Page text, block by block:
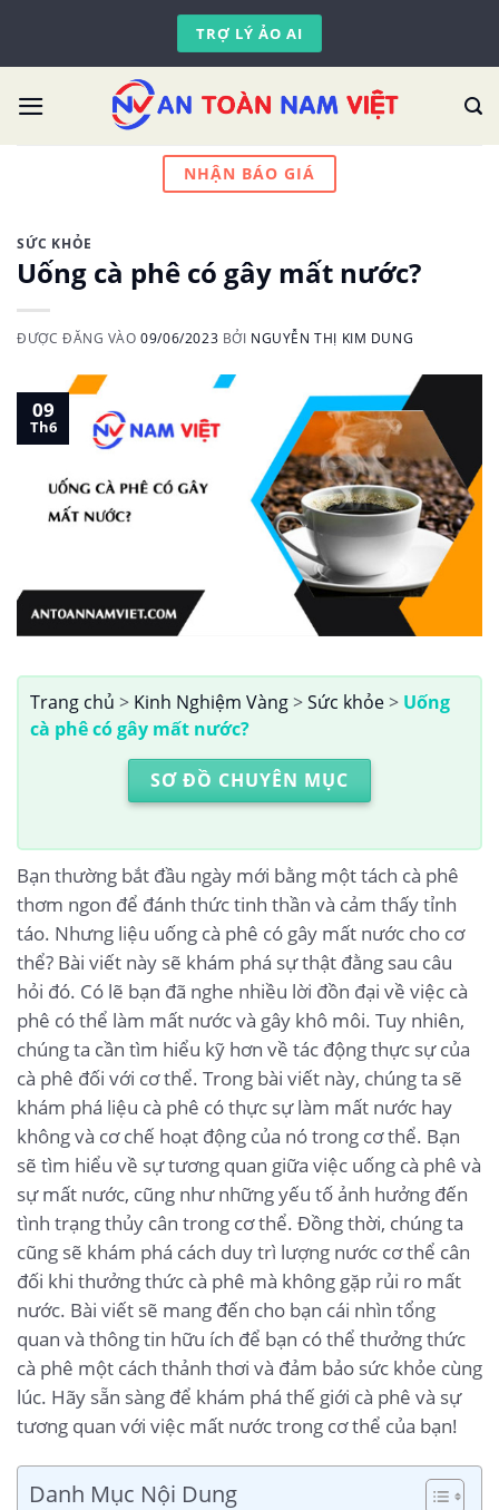
content
TRỢ LÝ ẢO AI
NHẬN BÁO GIÁ
SỨC KHỎE
Uống cà phê có gây mất nước?
ĐƯỢC ĐĂNG VÀO09/06/2023 BỞI NGUYỄN THỊ KIM DUNG
09
Th6
Trang chủ > Kinh Nghiệm Vàng>Sức khỏe> Uống
cà phê có gây mất nước?
SƠ ĐỒ CHUYÊN MỤC
Bạn thường bắt đầu ngày mới bằng một tách cà phê
thơm ngon để đánh thức tinh thần và cảm thấy tỉnh
táo. Nhưng liệu uống cà phê có gây mất nước cho cơ
thể? Bài viết này sẽ khám phá sự thật đằng sau câu
hỏi đó. Có lẽ bạn đã nghe nhiều lời đồn đại về việc cà
phê có thể làm mất nước và gây khô môi. Tuy nhiên,
chúng ta cần tìm hiểu kỹ hơn về tác động thực sự của
cà phê đối với cơ thể. Trong bài viết này, chúng ta sẽ
khám phá liệu cà phê có thực sự làm mất nước hay
không và cơ chế hoạt động của nó trong cơ thể. Bạn
sẽ tìm hiểu về sự tương quan giữa việc uống cà phê và
sự mất nước, cũng như những yếu tố ảnh hưởng đến
tình trạng thủy cân trong cơ thể. Đồng thời, chúng ta
cũng sẽ khám phá cách duy trì lượng nước cơ thể cân
đối khi thưởng thức cà phê mà không gặp rủi ro mất
nước. Bài viết sẽ mang đến cho bạn cái nhìn tổng
quan và thông tin hữu ích để bạn có thể thưởng thức
cà phê một cách thảnh thơi và đảm bảo sức khỏe cùng
lúc. Hãy sẵn sàng để khám phá thế giới cà phê và sự
tương quan với việc mất nước trong cơ thể của bạn!
Danh Mục Nội Dung